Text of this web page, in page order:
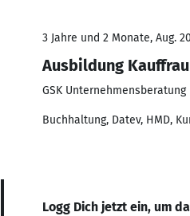
3 Jahre und 2 Monate, Aug.
Ausbildung
GSK Unternehmensberatung
Buchhaltung, Datev, HMD,
Logg Dich jetzt ein, um